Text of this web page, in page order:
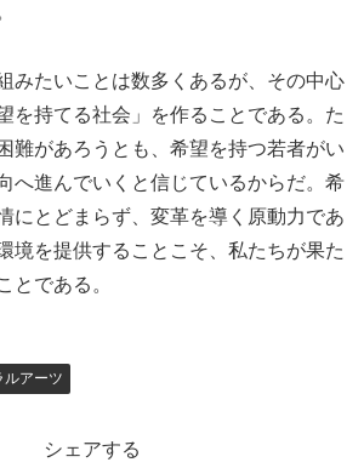
みたいことは数多くあるが、その中心
を持てる社会」を作ることである。た
難があろうとも、希望を持つ若者がい
へ進んでいくと信じているからだ。希
にとどまらず、変革を導く原動力であ
境を提供することこそ、私たちが果た
とである。
ルアーツ
シェアする